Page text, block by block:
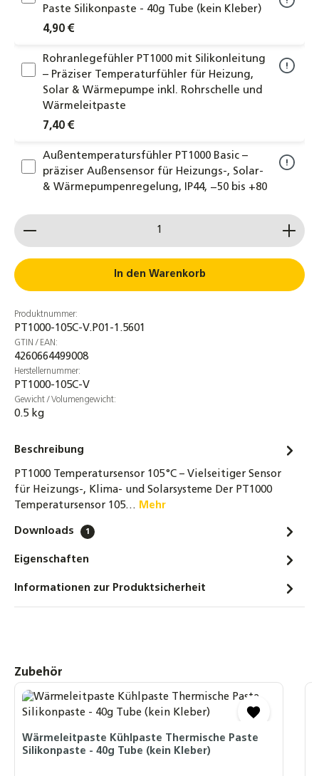
Paste Silikonpaste - 40g Tube (kein Kleber)
4,90 €
Rohranlegefühler PT1000 mit Silikonleitung
– Präziser Temperaturfühler für Heizung,
Solar & Wärmepumpe inkl. Rohrschelle und
Wärmeleitpaste
7,40 €
Außentemperatursfühler PT1000 Basic –
präziser Außensensor für Heizungs-, Solar-
& Wärmepumpenregelung, IP44, −50 bis +80
Kabelfühler, korrosionsbeständig, bis 160
Tauchhülse 1/2 Zoll vernickelt –
Messing/Kupfer – Für PT1000
Solaranlagen mit Druckschraube
4,30 €
Produkt Anzahl: Gib den gewünschten Wert ein
In den Warenkorb
Produktnummer:
PT1000-105C-V.P01-1.5601
GTIN / EAN:
4260664499008
Herstellernummer:
PT1000-105C-V
Gewicht / Volumengewicht:
0.5 kg
Beschreibung
PT1000 Temperatursensor 105 °C – Vielseitiger Sensor
für Heizungs-, Klima- und Solarsysteme Der PT1000
Temperatursensor 105… Mehr
Downloads 1
Eigenschaften
Informationen zur Produktsicherheit
Produktgalerie überspringen
Zubehör
Wärmeleitpaste Kühlpaste Thermische Paste
Silikonpaste - 40g Tube (kein Kleber)